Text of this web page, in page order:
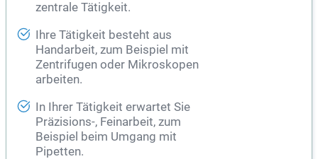
zentrale Tätigkeit.
Ihre Tätigkeit besteht aus
Handarbeit, zum Beispiel mit
Zentrifugen oder Mikroskopen
arbeiten.
In Ihrer Tätigkeit erwartet Sie
Präzisions-, Feinarbeit, zum
Beispiel beim Umgang mit
Pipetten.